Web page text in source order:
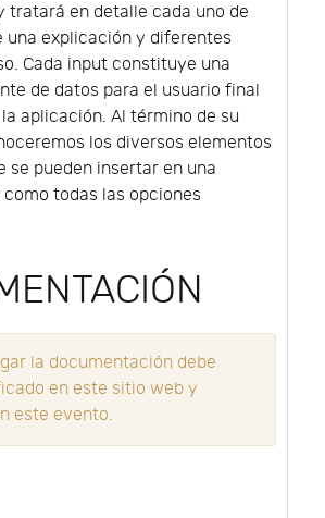
tratará en detalle cada uno de
una explicación y diferentes
Cada input constituye una
de datos para el usuario final
aplicación. Al término de su
los diversos elementos
se pueden insertar en una
todas las opciones
la documentación debe
en este sitio web y
este evento.